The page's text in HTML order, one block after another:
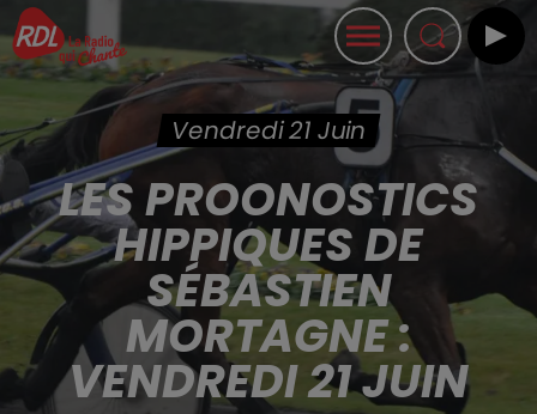
Vendredi 21 Juin
LES PROONOSTICS
HIPPIQUES DE
SÉBASTIEN
MORTAGNE :
VENDREDI 21 JUIN